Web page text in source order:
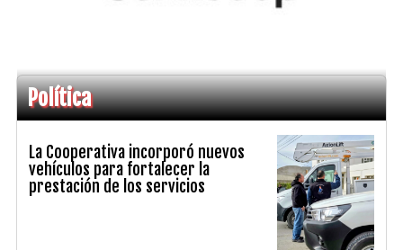
Política
La Cooperativa incorporó nuevos
vehículos para fortalecer la
prestación de los servicios